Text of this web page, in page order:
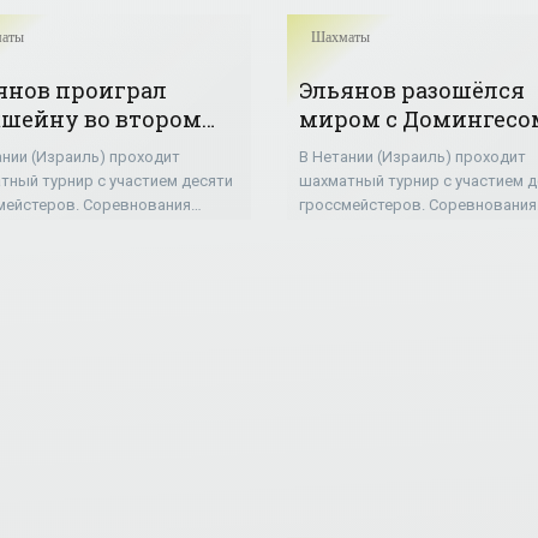
проиграл
во втором
шахматного
в Израиле -
(Израиль) проходит
турнир с участием десяти
Соревнования
Шахматы
Эльянов разошёлся
миром с
третьем туре
Израиле -
В Нетании (Израиль) проходит
шахматный турнир с участием
гроссмейстеров. Соревнования